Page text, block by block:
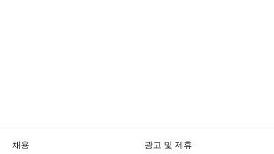
채용 광고 및 제휴